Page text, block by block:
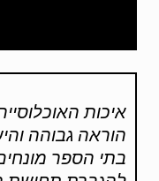
איכות
הוראה גבוהה
בתי הספר